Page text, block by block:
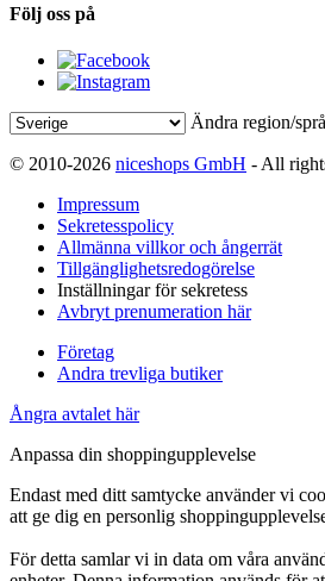
Följ oss på
Ändra region/
© 2010-2026 niceshops GmbH - All
Impressum
Sekretesspolicy
Allmänna villkor och ångerrät
Tillgänglighetsredogörelse
Inställningar för sekretess
Avbryt prenumeration här
Företag
Andra trevliga butiker
Ångra avtalet här
Anpassa din shoppingupplevelse
Endast med ditt samtycke använder vi
att ge dig en personlig
För detta samlar vi in data om våra